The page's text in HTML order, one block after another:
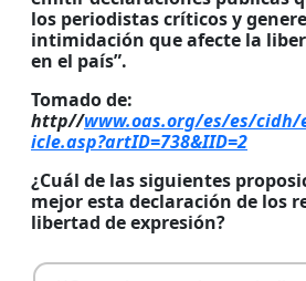
los periodistas críticos y
intimidación que afecte la
en el país”.
Tomado de:
http//www.oas.org/es/es/
icle.asp?artID=738&IID=2
¿Cuál de las siguientes
mejor esta declaración de los
libertad de expresión?